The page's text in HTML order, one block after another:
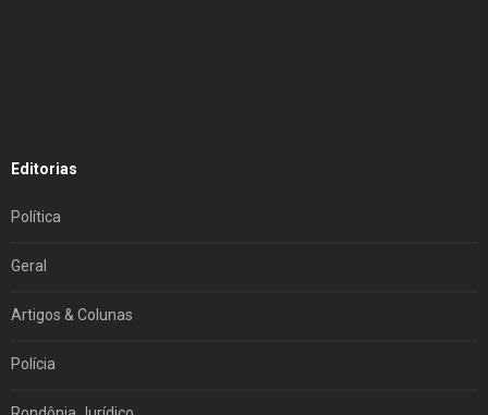
Editorias
Política
Geral
Artigos & Colunas
Polícia